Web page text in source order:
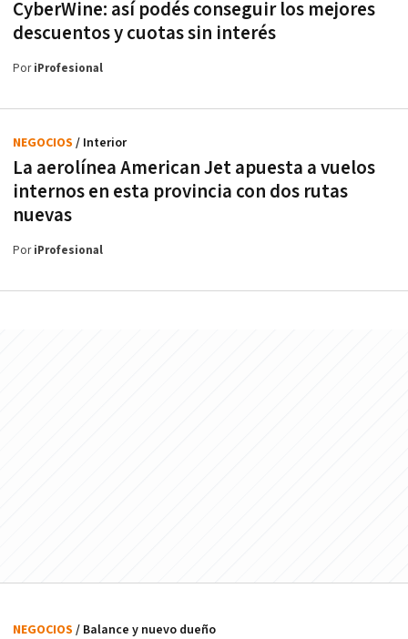
CyberWine: así podés conseguir los mejores
descuentos y cuotas sin interés
PoriProfesional
La aerolínea American Jet apuesta a vuelos
internos en esta provincia con dos rutas
nuevas
NEGOCIOS / Interior
PoriProfesional
NEGOCIOS / Balance y nuevo dueño